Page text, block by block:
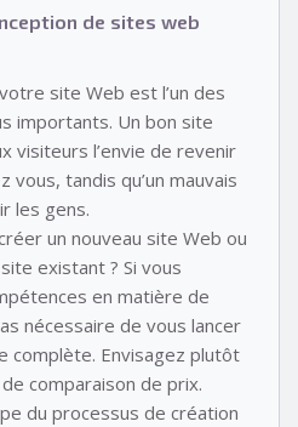
de sites web
site Web est l’un des
importants. Un bon site
visiteurs l’envie de revenir
vous, tandis qu’un mauvais
les gens.
un nouveau site Web ou
existant ? Si vous
en matière de
nécessaire de vous lancer
complète. Envisagez plutôt
comparaison de prix.
du processus de création